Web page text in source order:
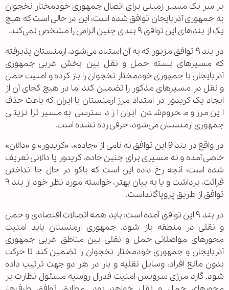
بر سر یک مسیر زمینی برای اتصال جمهوری خودمختار نخجوان
به جمهوری آذربایجان توافق شده است؛ این در حالی است که هیچ
یک از بندهای این توافق ۹ بندی چنین الزامی را مشخص نمی‌کند.
در بند ۹ توافق مزبور که به آن استناد می‌شود، ارمنستان پذیرفته
که مسیرهای بسته حمل و نقل بین بخش غربی جمهوری
آذربایجان با جمهوری خودمختار نخجوان را باز کرده و امنیت حمل
و نقل در مسیرهای مذکور را تضمین کند اما در هیچ کجای آن از
ایجاد یک کریدور در امتداد مرز ارمنستان با ایران که باعث حذف
این مرز و محروم‌شدن ایران از دسترسی به مسیر ترانزیتی
جمهوری ارمنستان می‌شود، حرفی زده نشده است.
در واقع در بند 9 این توافق نه نامی از «جاده»، «کریدور» و «دالان»
خاصی آمده و نه مسیری برای چنین جاده، کریدور یا دالانی تعریف
شده است؛ آنچه رخ داده این است که باکو در حال جا انداختن
قرائت، برداشت و یا به بیان بهتر، خواسته مورد نظر خود از بند ۹
توافق از طریق پروپاگانداست.
در بند ۹ این توافق آمده است: باید همه اتصالات اقتصادی و حمل
و نقلی در منطقه باز شود. جمهوری ارمنستان باید امنیت
محورهای مواصلاتی حمل و نقلی بین مناطق غربی جمهوری
آذربایجان و جمهوری خودمختار نخجوان را تضمین کند تا حرکت
بدون مانع افراد، وسایل نقلیه و بار در هر دو جهت ترتیب داده
شود. گارد مرزی سرویس امنیت فدرال روسیه مسئول نظارت بر